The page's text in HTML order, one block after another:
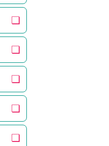
❏
❏
❏
❏
❏